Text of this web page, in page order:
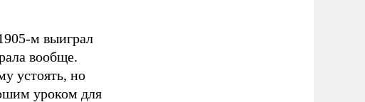
м выиграл
вообще.
устоять, но
уроком для